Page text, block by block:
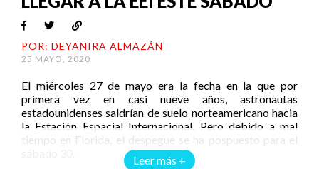
Leer más +
POR: DEYANIRA ALMAZÁN
25 MAYO, 2020
El miércoles 27 de mayo era la fecha en la que por
primera vez en casi nueve años, astronautas
estadounidenses saldrían de suelo norteamericano hacia
la Estación Espacial Internacional. Pero debido a mal
tiempo en Florida, el despegue se ha pospuesto para el